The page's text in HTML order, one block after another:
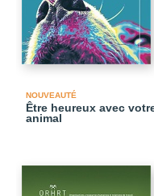
NOUVEAUTÉ
Être heureux avec
animal